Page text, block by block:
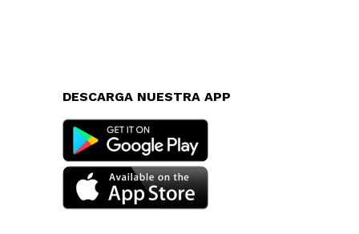
DESCARGA NUESTRA APP